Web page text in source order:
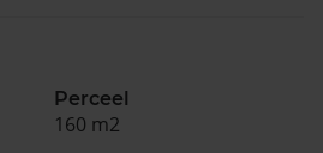
Perceel
160 m2